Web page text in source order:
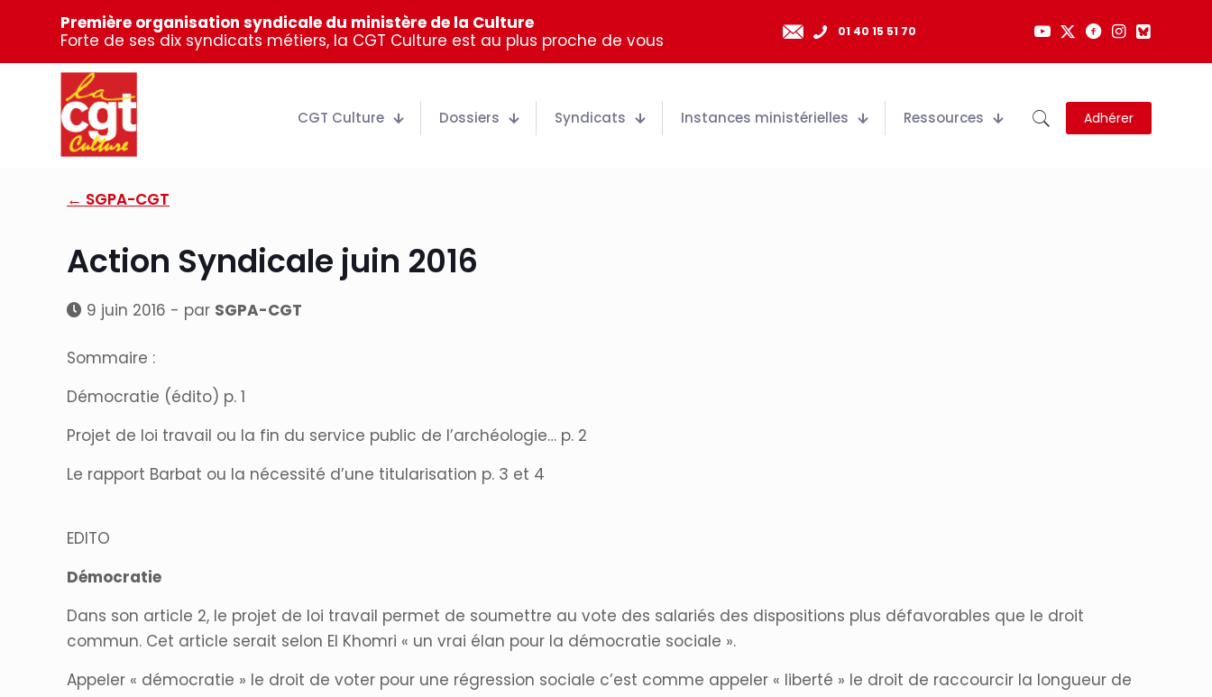
Première organisation syndicale du ministère de la Culture
Forte de ses dix syndicats métiers, la CGT Culture est au plus proche de vous
01 40 15 51 70
CGT Culture Dossiers Syndicats Instances ministérielles Ressources Adhérer
← SGPA-CGT
Action Syndicale juin 2016
9 juin 2016 - par SGPA-CGT
Sommaire :
Démocratie (édito) p. 1
Projet de loi travail ou la fin du service public de l’archéologie… p. 2
Le rapport Barbat ou la nécessité d’une titularisation p. 3 et 4
EDITO
Démocratie
Dans son article 2, le projet de loi travail permet de soumettre au vote des salariés des dispositions plus défavorables que le droit
commun. Cet article serait selon El Khomri « un vrai élan pour la démocratie sociale ».
Appeler « démocratie » le droit de voter pour une régression sociale c’est comme appeler « liberté » le droit de raccourcir la longueur de